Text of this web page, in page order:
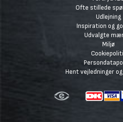
Ofte stillede
Udlejning
Inspiration og
Udvalgte
Miljø
Hent vejledninger